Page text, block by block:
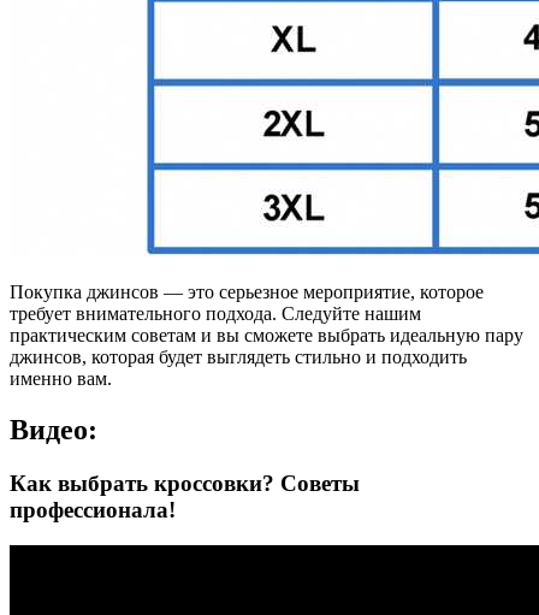
Покупка джинсов — это серьезное мероприятие, которое
требует внимательного подхода. Следуйте нашим
практическим советам и вы сможете выбрать идеальную пару
джинсов, которая будет выглядеть стильно и подходить
именно вам.
Видео:
Как выбрать кроссовки? Советы
профессионала!